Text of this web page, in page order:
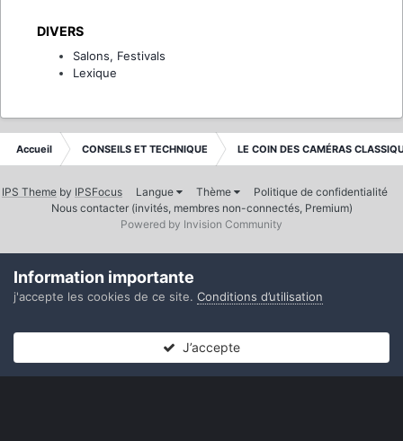
DIVERS
Salons, Festivals
Lexique
Accueil CONSEILS ET TECHNIQUE LE COIN DES CAMÉRAS
IPS Theme by IPSFocus Langue Thème
Politique de confidentialité
Nous contacter (invités, membres non-connectés, Premium)
Powered by Invision Community
Information importante
j'accepte les cookies de ce site. Conditions d’utilisation
J’accepte